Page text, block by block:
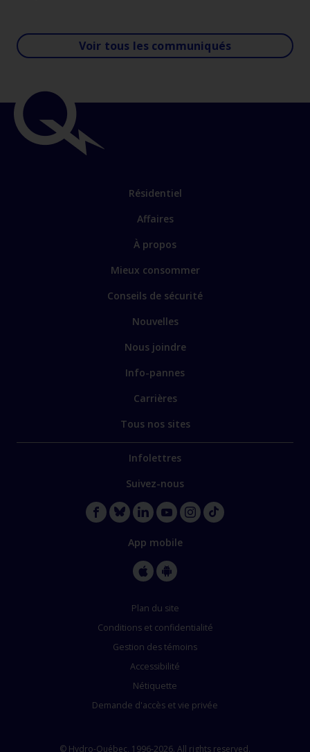
Voir tous les communiqués
Résidentiel
Affaires
À propos
Mieux consommer
Conseils de sécurité
Nouvelles
Nous joindre
Info-pannes
Carrières
Tous nos sites
Infolettres
Suivez-nous
App mobile
Plan du site
Conditions et confidentialité
Gestion des témoins
Accessibilité
Nétiquette
Demande d'accès et vie privée
© Hydro-Québec, 1996-2026. All rights reserved.